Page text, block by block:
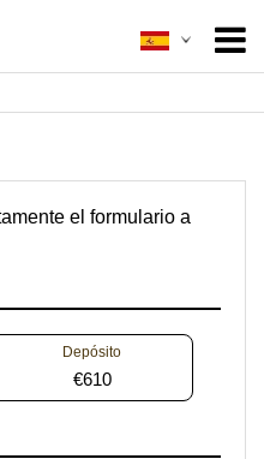
el formulario a
Depósito
€610